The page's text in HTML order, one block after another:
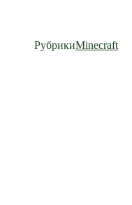
РубрикиMinecraft